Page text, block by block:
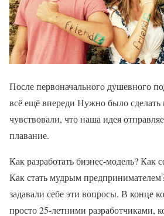
После первоначального душевного
всё ещё впереди Нужно было
чувствовали, что наша идея
плавание.
Как разработать бизнес-модель? Как
Как стать мудрым
задавали себе эти вопросы. В конце
просто 25-летними разработчиками,